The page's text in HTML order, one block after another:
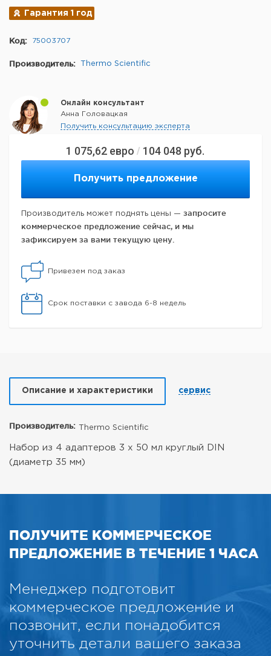
1 075,62 евро / 104 048 руб.
Получить предложение
Производитель может поднять цены — запросите
коммерческое предложение сейчас, и мы
зафиксируем за вами текущую цену.
Привезем под заказ
Срок поставки с завода 6-8 недель
Гарантия 1 год
Код: 75003707
Производитель: Thermo Scientific
Онлайн консультант
Анна Головацкая
Получить консультацию эксперта
Описание и характеристики сервис
Производитель: Thermo Scientific
Набор из 4 адаптеров 3 х 50 мл круглый DIN
(диаметр 35 мм)
ПОЛУЧИТЕ КОММЕРЧЕСКОЕ
ПРЕДЛОЖЕНИЕ В ТЕЧЕНИЕ 1 ЧАСА
Менеджер подготовит
коммерческое предложение и
позвонит, если понадобится
уточнить детали вашего заказа